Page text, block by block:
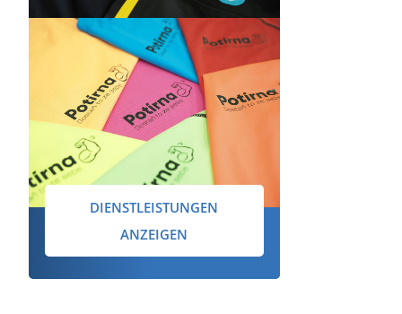
DIENSTLEISTUNGEN
ANZEIGEN